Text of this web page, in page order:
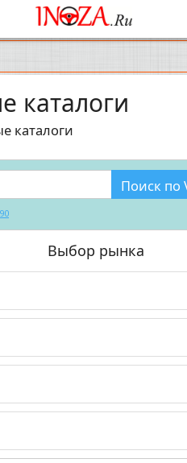
(KRD) Куликова Поля 2 (магазин
каталоги
каталоги
Поиск по
Выбор рынка